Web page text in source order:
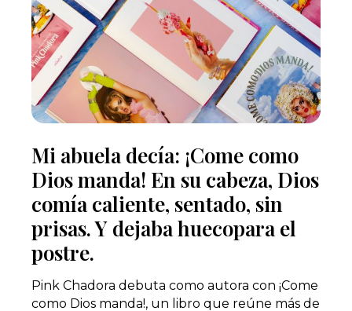
Mi abuela decía: ¡Come como
Dios manda! En su cabeza, Dios
comía caliente, sentado, sin
prisas. Y dejaba huecopara el
postre.
Pink Chadora debuta como autora con ¡Come
como Dios manda!, un libro que reúne más de